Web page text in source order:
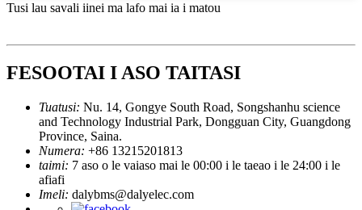
Tusi lau savali iinei ma lafo mai ia i matou
FESOOTAI I ASO TAITASI
Tuatusi: Nu. 14, Gongye South Road, Songshanhu science
and Technology Industrial Park, Dongguan City, Guangdong
Province, Saina.
Numera: +86 13215201813
taimi: 7 aso o le vaiaso mai le 00:00 i le taeao i le 24:00 i le
afiafi
Imeli: dalybms@dalyelec.com